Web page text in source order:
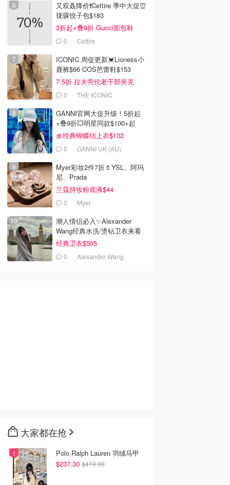
$28.00
PDRN Booster
精华液
$42.00
Kit: (F)A.C.E 三重维他
命精华
又双叒降价❗️Cettire 季中大促⏰
珑骧饺子包$183
3折起+叠9折 Gucci面包鞋
$9910 Cettire
ICONIC 周促更新💓Lioness小
鹿裤$66 COS芭蕾鞋$153
7.5折 拉夫劳伦老干部夹克
$4190 THE ICONIC
GANNI官网大促升级！5折起
+叠9折💥明星同款$100+起
🎀经典蝴蝶结上衣$132
0 GANNI UK (AU)
Myer彩妆2件7折💄YSL、阿玛
尼、Prada
兰蔻持妆粉底液$44
0 Myer
潮人情侣必入✨Alexander
Wang经典水洗/烫钻卫衣来看
经典卫衣$505
0 Alexander Wang
大家都在抢
Polo Ralph Lauren 羽绒马甲
$237.30 $419.00